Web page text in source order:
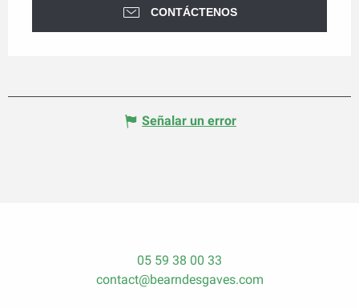
CONTÁCTENOS
Señalar un error
05 59 38 00 33
contact@bearndesgaves.com